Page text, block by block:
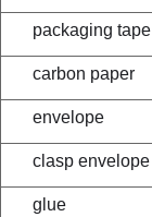
packaging tape
carbon paper
envelope
clasp envelope
glue